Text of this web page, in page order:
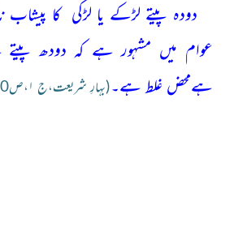
دودہ پیتے لڑکے یا لڑکی کا پیشاب
عوام میں مشہور ہے کہ دودھ
ہےمحض غلط ہے۔(بہارِ شریعت،ج ۱،ص390 ملخصاً)